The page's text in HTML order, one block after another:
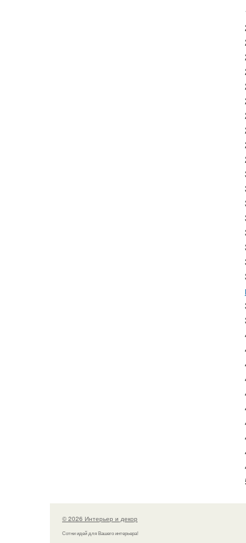
© 2026 Интерьер и декор
Сотни идей для Вашего интерьера!